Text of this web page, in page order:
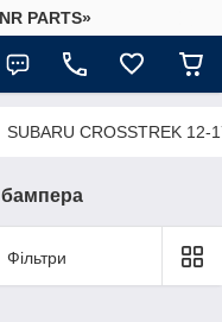
PARTS»
SUBARU CROSSTREK 12-
Фільтри